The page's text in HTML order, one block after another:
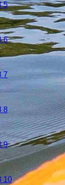
5
6
7
8
9
10